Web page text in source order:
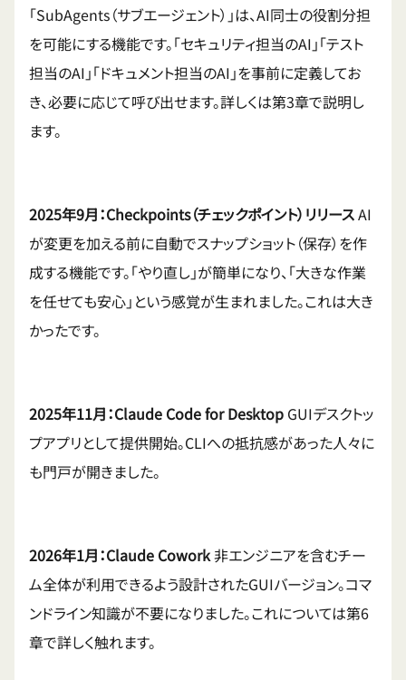
「SubAgents（サブエージェント）」は、AI同士の役割分担
を可能にする機能です。「セキュリティ担当のAI」「テスト
担当のAI」「ドキュメント担当のAI」を事前に定義してお
き、必要に応じて呼び出せます。詳しくは第3章で説明し
ます。
2025年9月：Checkpoints（チェックポイント）リリースAI
が変更を加える前に自動でスナップショット（保存）を作
成する機能です。「やり直し」が簡単になり、「大きな作業
を任せても安心」という感覚が生まれました。これは大き
かったです。
2025年11月：Claude Code for Desktop GUIデスクトッ
プアプリとして提供開始。CLIへの抵抗感があった人々に
も門戸が開きました。
2026年1月：Claude Cowork非エンジニアを含むチー
ム全体が利用できるよう設計されたGUIバージョン。コマ
ンドライン知識が不要になりました。これについては第6
章で詳しく触れます。